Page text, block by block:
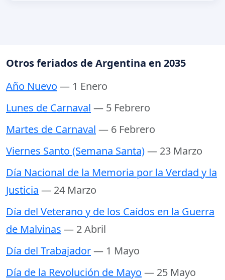
Otros feriados de Argentina en 2035
Año Nuevo — 1 Enero
Lunes de Carnaval — 5 Febrero
Martes de Carnaval — 6 Febrero
Viernes Santo (Semana Santa)— 23 Marzo
Día Nacional de la Memoria por la Verdad y la
Justicia — 24 Marzo
Día del Veterano y de los Caídos en la Guerra
de Malvinas — 2 Abril
Día del Trabajador— 1 Mayo
Día de la Revolución de Mayo — 25 Mayo